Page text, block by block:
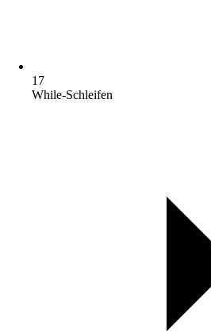
17
While-Schleifen